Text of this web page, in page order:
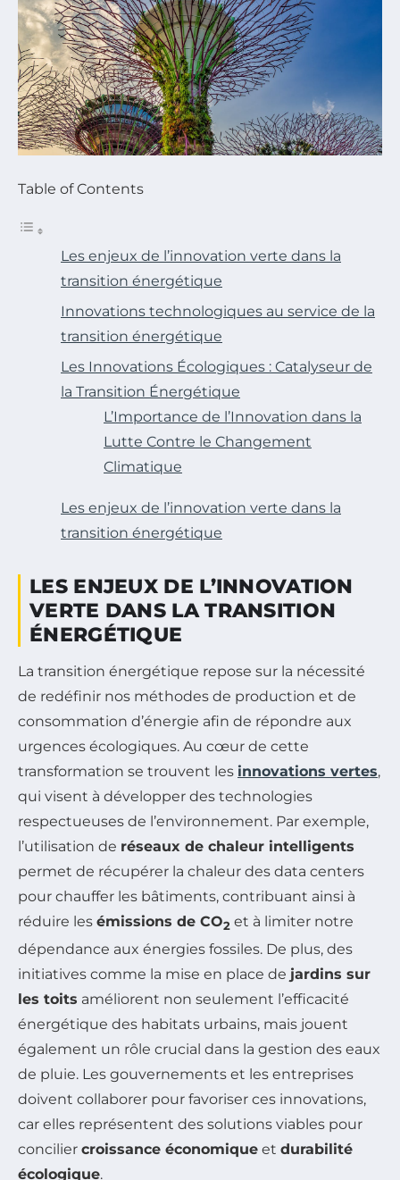
Table of Contents
Les enjeux de l’innovation verte dans la
transition énergétique
Innovations technologiques au service de la
transition énergétique
Les Innovations Écologiques : Catalyseur de
la Transition Énergétique
L’Importance de l’Innovation dans la
Lutte Contre le Changement
Climatique
Les enjeux de l’innovation verte dans la
transition énergétique
LES ENJEUX DE L’INNOVATION
VERTE DANS LA TRANSITION
ÉNERGÉTIQUE
La transition énergétique repose sur la nécessité
de redéfinir nos méthodes de production et de
consommation d’énergie afin de répondre aux
urgences écologiques. Au cœur de cette
transformation se trouvent les innovations vertes,
qui visent à développer des technologies
respectueuses de l’environnement. Par exemple,
l’utilisation de réseaux de chaleur intelligents
permet de récupérer la chaleur des data centers
pour chauffer les bâtiments, contribuant ainsi à
réduire les émissions de CO2 et à limiter notre
dépendance aux énergies fossiles. De plus, des
initiatives comme la mise en place de jardins sur
les toits améliorent non seulement l’efficacité
énergétique des habitats urbains, mais jouent
également un rôle crucial dans la gestion des eaux
de pluie. Les gouvernements et les entreprises
doivent collaborer pour favoriser ces innovations,
car elles représentent des solutions viables pour
concilier croissance économique et durabilité
écologique.